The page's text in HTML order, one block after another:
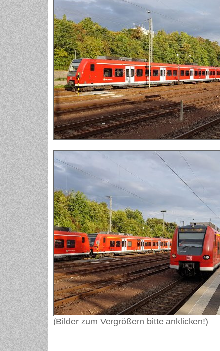
(Bilder zum Vergrößern bitte anklicken!)